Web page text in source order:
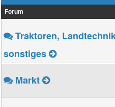
Forum
Traktoren,
sonstiges
Markt